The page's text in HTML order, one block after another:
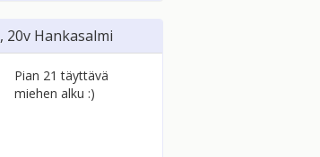
, 20v Hankasalmi
Pian 21 täyttävä
miehen alku :)